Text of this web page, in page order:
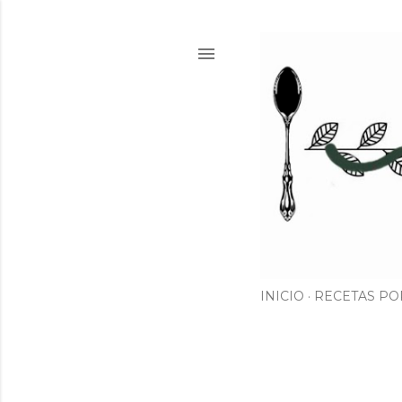
INICIO RECETAS